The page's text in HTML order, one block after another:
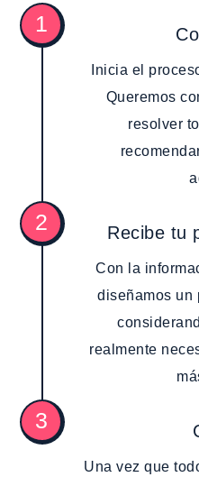
1
Inicia el
Queremos
resolver
2 Recibe tu
Con la
diseñamos un
realmente
3
Una vez que